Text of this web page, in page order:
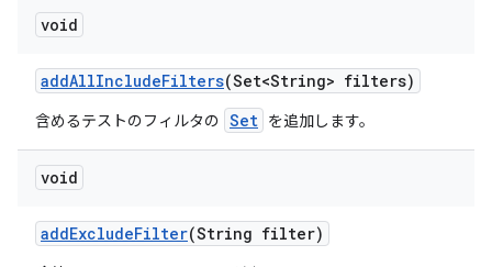
void
addAllIncludeFilters(Set<String> filters)
含めるテストのフィルタの Set を追加します。
void
addExcludeFilter(String filter)